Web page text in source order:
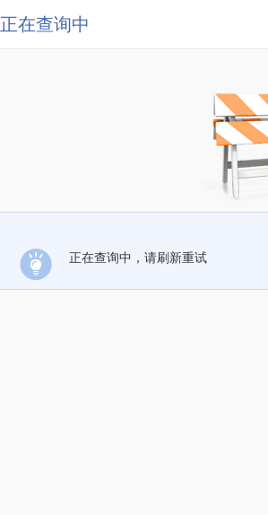
正在查询中
正在查询中，请刷新重试